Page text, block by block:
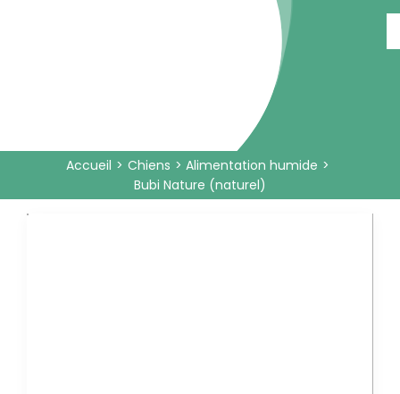
Accueil Chiens
Alimentation humide
Bubi Nature (naturel)